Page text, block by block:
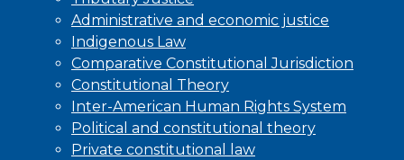
Administrative and economic justice
Indigenous Law
Comparative Constitutional Jurisdiction
Constitutional Theory
Inter-American Human Rights System
Political and constitutional theory
Private constitutional law